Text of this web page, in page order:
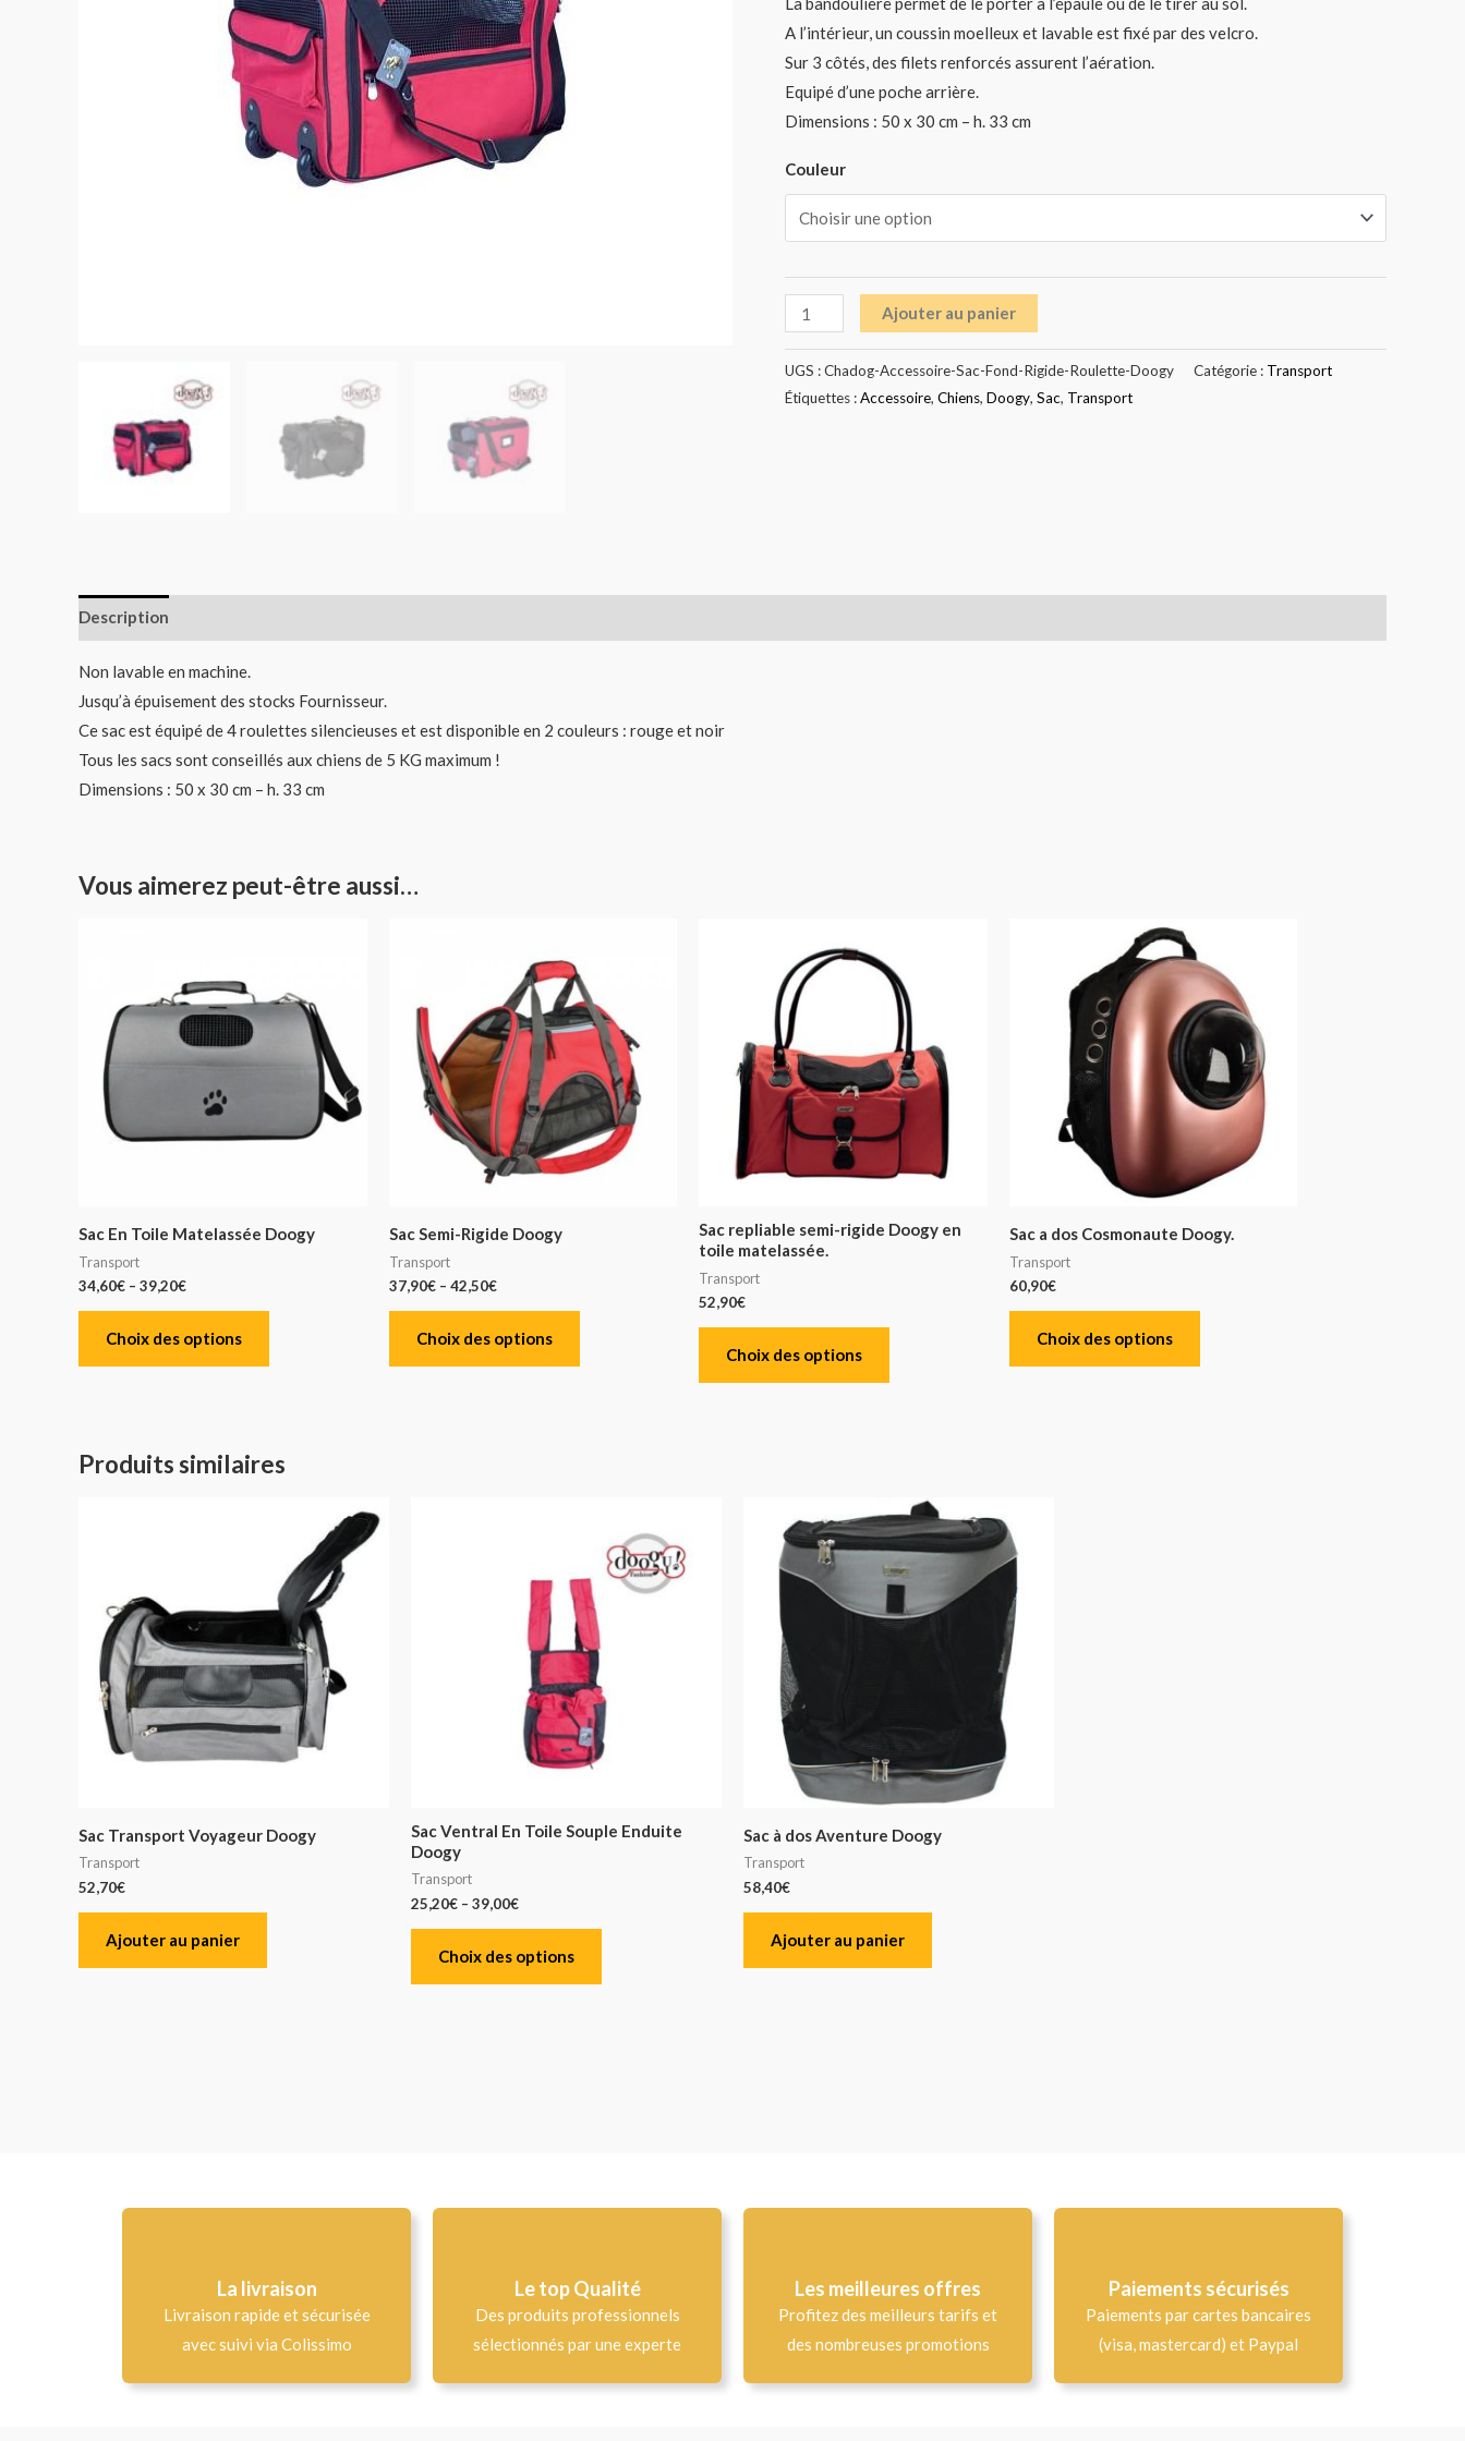
A l’intérieur, un coussin moelleux et lavable est fixé par des velcro.
Sur 3 côtés, des filets renforcés assurent l’aération.
Equipé d’une poche arrière.
Dimensions : 50 x 30 cm – h. 33 cm
Couleur
Ajouter au panier
UGS :Chadog-Accessoire-Sac-Fond-Rigide-Roulette-Doogy Catégorie : Transport
Étiquettes :Accessoire, Chiens, Doogy, Sac, Transport
Description
Non lavable en machine.
Jusqu’à épuisement des stocks Fournisseur.
Ce sac est équipé de 4 roulettes silencieuses et est disponible en 2 couleurs : rouge et noir
Tous les sacs sont conseillés aux chiens de 5 KG maximum !
Dimensions : 50 x 30 cm – h. 33 cm
Vous aimerez peut-être aussi…
Sac En Toile Matelassée Doogy
Transport
34,60€ – 39,20€
Choix des options
Sac Semi-Rigide Doogy
Transport
37,90€– 42,50€
Choix des options
Sac repliable semi-rigide Doogy en
toile matelassée.
Transport
52,90€
Choix des options
Sac a dos Cosmonaute Doogy.
Transport
60,90€
Choix des options
Produits similaires
Sac Transport Voyageur Doogy
Transport
52,70€
Ajouter au panier
Sac Ventral En Toile Souple Enduite
Doogy
Transport
25,20€ – 39,00€
Choix des options
Sac à dos Aventure Doogy
Transport
58,40€
Ajouter au panier
La livraison
Livraison rapide et sécurisée
avec suivi via Colissimo
Le top Qualité​
Des produits professionnels
sélectionnés par une experte
Les meilleures offres
Profitez des meilleurs tarifs et
des nombreuses promotions
Paiements sécurisés
Paiements par cartes bancaires
(visa, mastercard) et Paypal